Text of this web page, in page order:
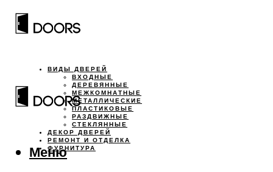
ВИДЫ ДВЕРЕЙ
ВХОДНЫЕ
ДЕРЕВЯННЫЕ
МЕЖКОМНАТНЫЕ
МЕТАЛЛИЧЕСКИЕ
ПЛАСТИКОВЫЕ
РАЗДВИЖНЫЕ
СТЕКЛЯННЫЕ
ДЕКОР ДВЕРЕЙ
РЕМОНТ И ОТДЕЛКА
ФУРНИТУРА
Меню